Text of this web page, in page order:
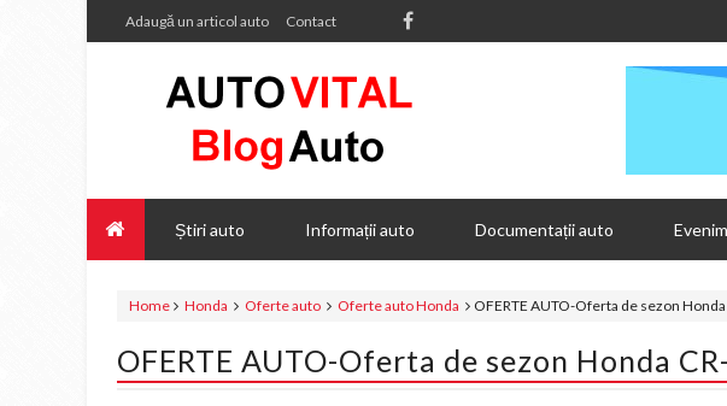
Adaugă un articol auto Contact
Știri auto Informații auto Documentații auto
Home Honda Oferte auto Oferte auto Honda OFERTE AUTO-Oferta de sezon Honda
OFERTE AUTO-Oferta de sezon Honda